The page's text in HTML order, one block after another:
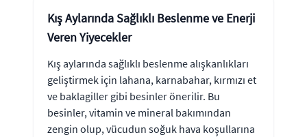
Kış Aylarında Sağlıklı Beslenme ve Enerji
Veren Yiyecekler
Kış aylarında sağlıklı beslenme alışkanlıkları
geliştirmek için lahana, karnabahar, kırmızı et
ve baklagiller gibi besinler önerilir. Bu
besinler, vitamin ve mineral bakımından
zengin olup, vücudun soğuk hava koşullarına